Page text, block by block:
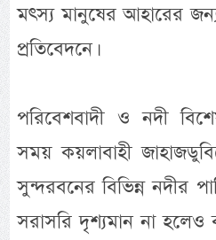
মৎস্য মানুষের আহারের
প্রতিবেদনে।
পরিবেশবাদী ও নদী
সময় কয়লাবাহী
সুন্দরবনের বিভিন্ন নদীর
সরাসরি দৃশ্যমান না হলেও